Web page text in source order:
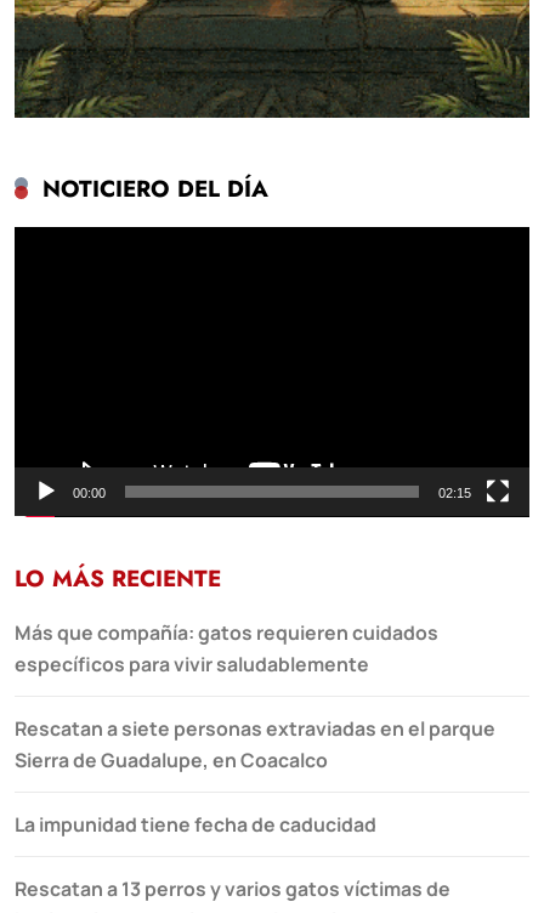
NOTICIERO DEL DÍA
00:00 02:15
LO MÁS RECIENTE
Más que compañía: gatos requieren cuidados
específicos para vivir saludablemente
Rescatan a siete personas extraviadas en el parque
Sierra de Guadalupe, en Coacalco
La impunidad tiene fecha de caducidad
Rescatan a 13 perros y varios gatos víctimas de